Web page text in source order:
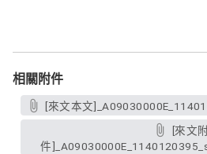
相關附件
[來文本文
件